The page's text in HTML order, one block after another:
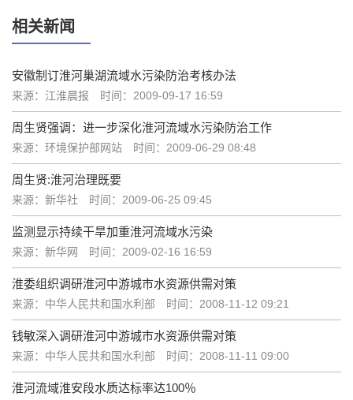
相关新闻
安徽制订淮河巢湖流域水污染防治考核办法
来源：江淮晨报 时间：2009-09-17 16:59
周生贤强调：进一步深化淮河流域水污染防治工作
来源：环境保护部网站 时间：2009-06-29 08:48
周生贤:淮河治理既要
来源：新华社 时间：2009-06-25 09:45
监测显示持续干旱加重淮河流域水污染
来源：新华网 时间：2009-02-16 16:59
淮委组织调研淮河中游城市水资源供需对策
来源：中华人民共和国水利部 时间：2008-11-12 09:21
钱敏深入调研淮河中游城市水资源供需对策
来源：中华人民共和国水利部 时间：2008-11-11 09:00
淮河流域淮安段水质达标率达100％